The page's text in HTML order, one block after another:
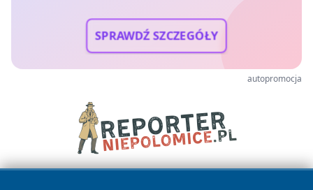
SPRAWDŹ SZCZEGÓŁY
autopromocja